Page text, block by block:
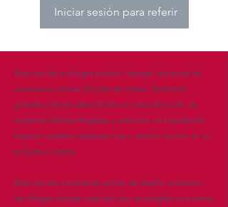
Iniciar sesión para referir
Bienvenido a allegra eclectic design, la tienda de
accesorios online favorita de todos. Tenemos
grandes ofertas disponibles en una selección de
nuestras últimas llegadas y artículos en liquidación.
Explore nuestro catálogo hoy y ahorre mucho en su
próxima compra.
Bienvenido a la tienda online de diseño ecléctico
de Allegra donde cada artículo es elegido con mimo